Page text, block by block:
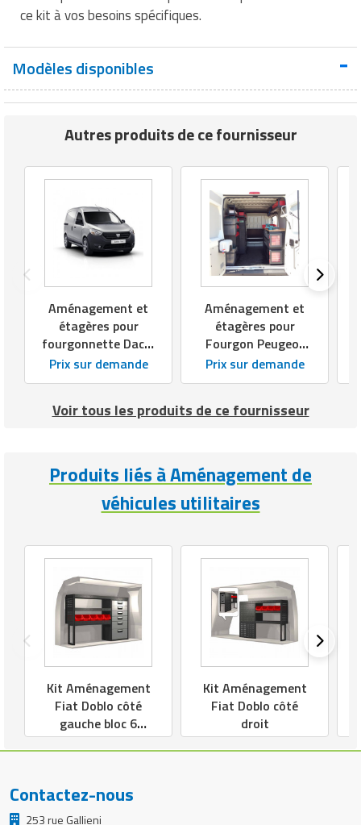
Matériel de musculation
Vêtement sportif
Rôtisserie professionnelle
Sautause professionnelle
Table de cuisson professionnelle
Tables de préparation réfrigérées
Ustensile de cuisine
Vaisselle restaurant
Vitrines réfrigérées
ce kit à vos besoins spécifiques.
Modèles disponibles
Autres produits de ce fournisseur
Aménagement et
étagères pour
fourgonnette Dacia
Dokker
Prix sur demande
Aménagement et
étagères pour
Fourgon Peugeot
Boxer
Prix sur demande
Voir tous les produits de ce fournisseur
Produits liés à Aménagement de
véhicules utilitaires
Kit Aménagement
Fiat Doblo côté
gauche bloc 6
tiroirs
Kit Aménagement
Fiat Doblo côté
droit
Contactez-nous
253 rue Gallieni